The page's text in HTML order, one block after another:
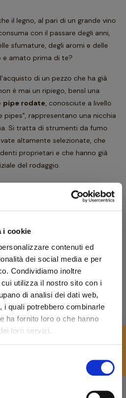
i cookie
contenuti ed
dei social media e per
Condividiamo inoltre
utilizza il nostro sito con i
di analisi dei dati web,
i quali potrebbero combinarle
ha fornito loro o che hanno
loro servizi.
il legno, al pari di un grande vino
con il passare degli anni,
sfumature, degli aromi e delle
amato prima di te?
di un pezzo che ha già
è mai un ripiego, bensì una
pipe rodate , conosciute a livello
pipes", rappresentano una nicchia
Si tratta di strumenti da fumo
altamente selezionate, che
proprietari e che hanno già
del rodaggio.
significa avere accesso
e asciutta. All'interno del
la preziosa "camicia di
una combustione
esterne da pericolosi
tecnico è solo l'inizio: optare per
a un universo di marchi
e blocchi di radica di decenni
e porosità sono oggi
del nuovo.
le migliori
linea di demarcazione netta tra
che entra a far parte di
FILTRO